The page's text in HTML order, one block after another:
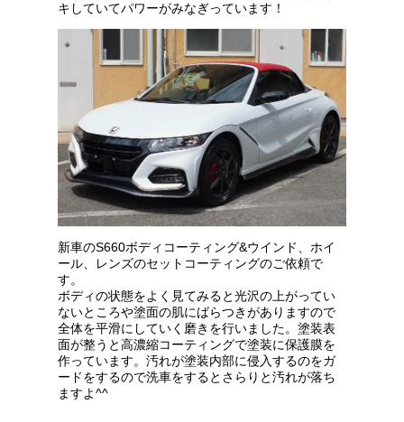
キしていてパワーがみなぎっています！
新車のS660ボディコーティング&ウインド、ホイ
ール、レンズのセットコーティングのご依頼で
す。
ボディの状態をよく見てみると光沢の上がってい
ないところや塗面の肌にばらつきがありますので
全体を平滑にしていく磨きを行いました。塗装表
面が整うと高濃縮コーティングで塗装に保護膜を
作っています。汚れが塗装内部に侵入するのをガ
ードをするので洗車をするとさらりと汚れが落ち
ますよ^^